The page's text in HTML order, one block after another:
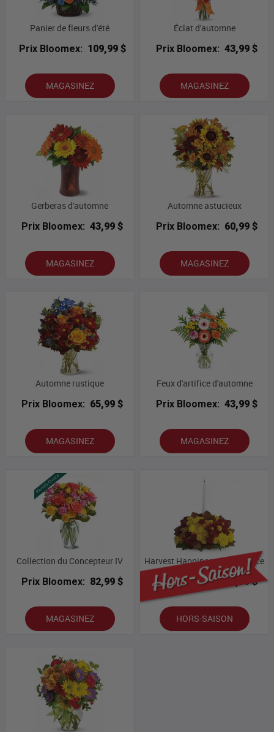
Panier de fleurs d'été
Prix Bloomex: 109,99 $
MAGASINEZ
Éclat d'automne
Prix Bloomex: 43,99 $
MAGASINEZ
Gerberas d'automne
Prix Bloomex: 43,99 $
MAGASINEZ
Automne astucieux
Prix Bloomex: 60,99 $
MAGASINEZ
Automne rustique
Prix Bloomex: 65,99 $
MAGASINEZ
Feux d'artifice d'automne
Prix Bloomex: 43,99 $
MAGASINEZ
Collection du Concepteur IV
Prix Bloomex: 82,99 $
MAGASINEZ
Harvest Happiness Centrepiece
Prix Bloomex: 54,99 $
HORS-SAISON